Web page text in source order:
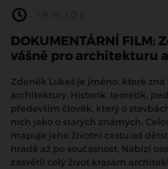
DOKUMENTÁRNÍ FILM:
vášně pro architekturu
Zdeněk Lukeš je jméno, které
architektury. Historik, teoretik,
především člověk, který o
nich jako o starých známých.
mapuje jeho životní cestu od
hradě až po současnost. Nabízí
zasvětil celý život krásám